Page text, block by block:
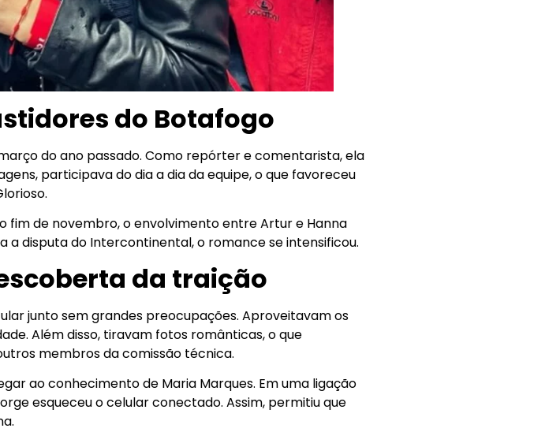
do Botafogo
do ano passado. Como repórter e comentarista, ela
participava do dia a dia da equipe, o que favoreceu
fim de novembro, o envolvimento entre Artur e Hanna
a disputa do Intercontinental, o romance se intensificou.
da traição
junto sem grandes preocupações. Aproveitavam os
Além disso, tiravam fotos românticas, o que
membros da comissão técnica.
ao conhecimento de Maria Marques. Em uma ligação
esqueceu o celular conectado. Assim, permitiu que